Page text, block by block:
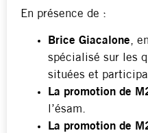
En présence de :
Brice Giacalone,
spécialisé sur les
situées et
La promotion de
l’ésam.
La promotion de